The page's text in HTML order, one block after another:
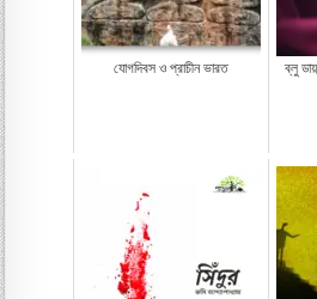
যোগদিবস ও প্রাচীন ভারত
ব্লু